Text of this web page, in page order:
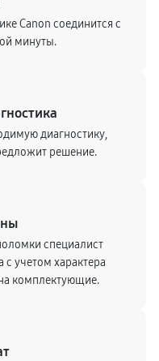
Canon соединится с
минуты.
диагностику,
решение.
специалист
учетом характера
комплектующие.